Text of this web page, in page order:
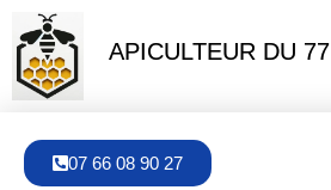
APICULTEUR DU 77
07 66 08 90 27